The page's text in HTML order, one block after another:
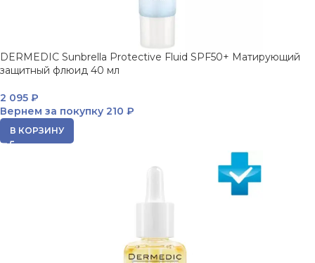
DERMEDIC Sunbrella Protective Fluid SPF50+ Матирующий
защитный флюид 40 мл
2 095 ₽
Вернем за покупку 210 ₽
В КОРЗИНУ